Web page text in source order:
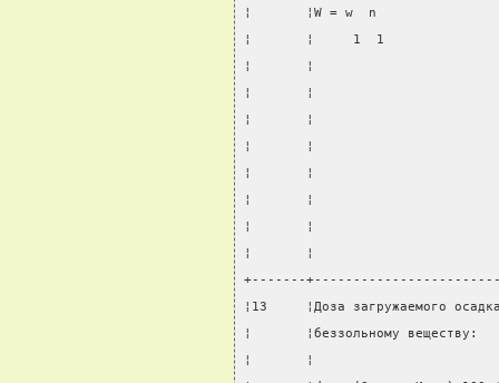
¦       ¦W = w  n
¦       ¦     1  1
¦       ¦
¦       ¦
¦       ¦
¦       ¦
¦       ¦
¦       ¦
¦       ¦
¦       ¦
+-------
¦13     ¦Доза загружаемого
¦       ¦беззольному
¦       ¦